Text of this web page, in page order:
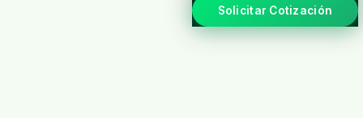
Solicitar Cotización